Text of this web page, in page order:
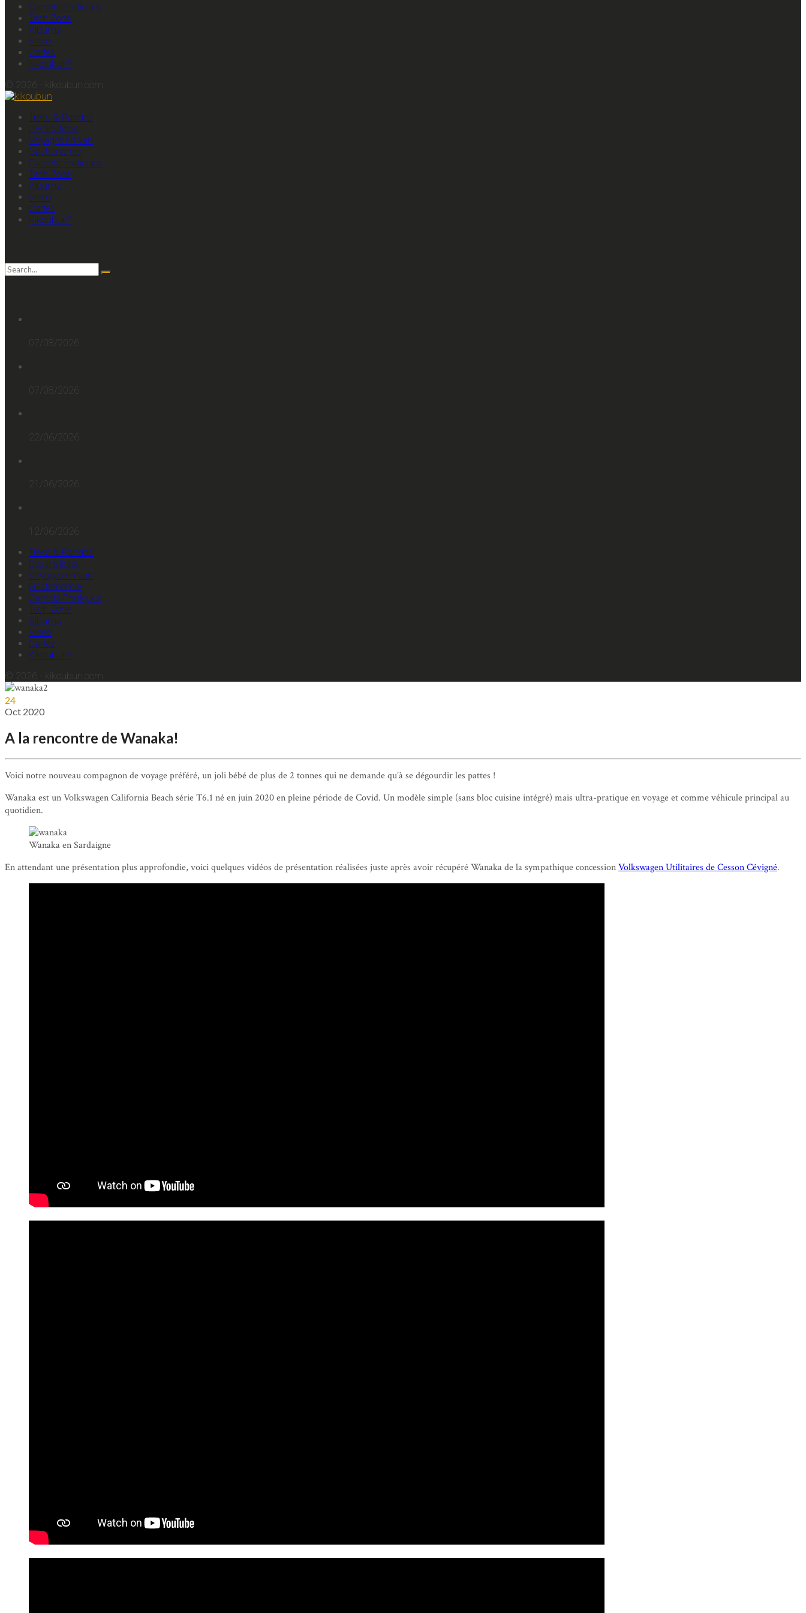
Carnets Pratiques
Tech Zone
Albums
Video
Cartes
Kikoubun?
© 2026 - kikoubun.com
Treks & Randos
Destinations
Voyages en van
Gastronomie
Carnets Pratiques
Tech Zone
Albums
Video
Cartes
Kikoubun?
07/08/2026
07/08/2026
22/06/2026
21/06/2026
12/06/2026
Treks & Randos
Destinations
Voyages en van
Gastronomie
Carnets Pratiques
Tech Zone
Albums
Video
Cartes
Kikoubun?
© 2026 - kikoubun.com
24
Oct 2020
A la rencontre de Wanaka!
Voici notre nouveau compagnon de voyage préféré, un joli bébé de plus de 2 tonnes qui ne demande qu’à se dégourdir les pattes !
Wanaka est un Volkswagen California Beach série T6.1 né en juin 2020 en pleine période de Covid. Un modèle simple (sans bloc cuisine intégré) mais ultra-pratique en voyage et comme véhicule principal au
quotidien.
Wanaka en Sardaigne
En attendant une présentation plus approfondie, voici quelques vidéos de présentation réalisées juste après avoir récupéré Wanaka de la sympathique concessionVolkswagen Utilitaires de Cesson Cévigné.